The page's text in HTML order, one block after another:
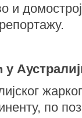
и
по